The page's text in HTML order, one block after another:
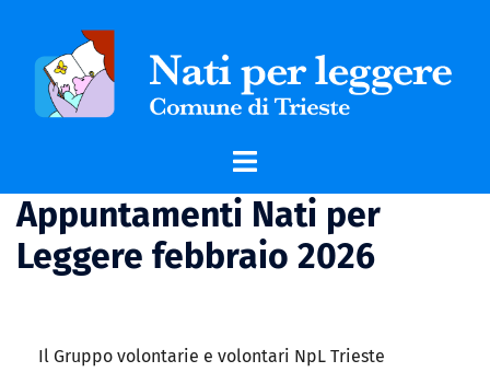
Appuntamenti Nati per
Leggere febbraio 2026
Il Gruppo volontarie e volontari NpL Trieste